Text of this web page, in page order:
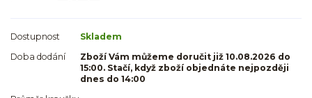
Dostupnost
Skladem
Doba dodání
Zboží Vám můžeme doručit již 10.08.2026 do
15:00. Stačí, když zboží objednáte nejpozději
dnes do 14:00